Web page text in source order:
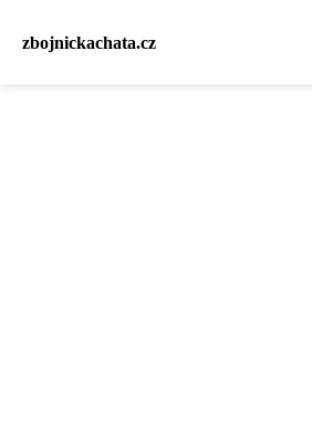
zbojnickachata.cz